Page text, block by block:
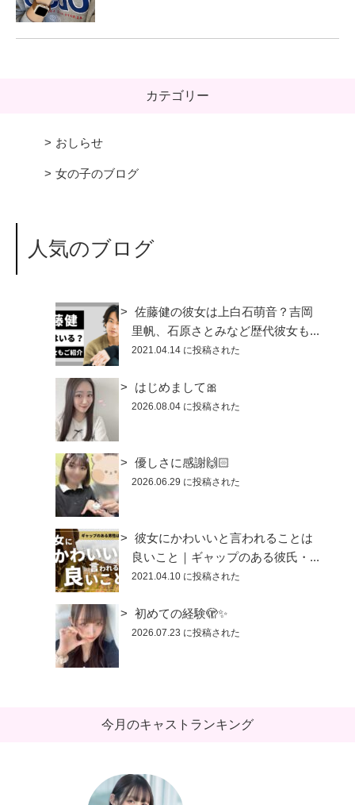
カテゴリー
おしらせ
女の子のブログ
人気のブログ
佐藤健の彼女は上白石萌音？吉岡
里帆、石原さとみなど歴代彼女も...
2021.04.14 に投稿された
はじめまして🎀
2026.08.04 に投稿された
優しさに感謝🙌🏻
2026.06.29 に投稿された
彼女にかわいいと言われることは
良いこと｜ギャップのある彼氏・...
2021.04.10 に投稿された
初めての経験🫣✨
2026.07.23 に投稿された
今月のキャストランキング